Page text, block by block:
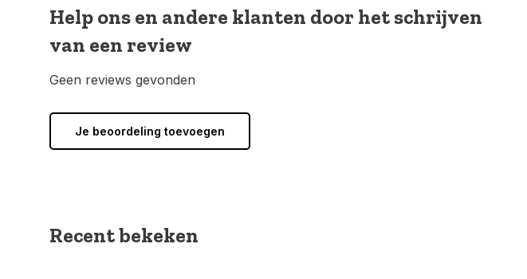
Help ons en andere klanten door het schrijven
van een review
Geen reviews gevonden
Je beoordeling toevoegen
Recent bekeken